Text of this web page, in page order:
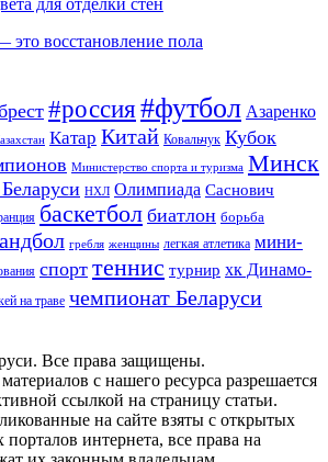
восстановление пола
#россия#футбол Азаренко
Катар Китай Ковальчук Кубок
Министерство спорта и туризма Минск
НХЛ Олимпиада Саснович
баскетбол биатлон борьба
гребля женщины легкая атлетика мини-
спорт теннис турнир хк Динамо-
на траве чемпионат Беларуси
Все права защищены.
с нашего ресурса разрешается
ссылкой на страницу статьи.
на сайте взяты с открытых
интернета, все права на